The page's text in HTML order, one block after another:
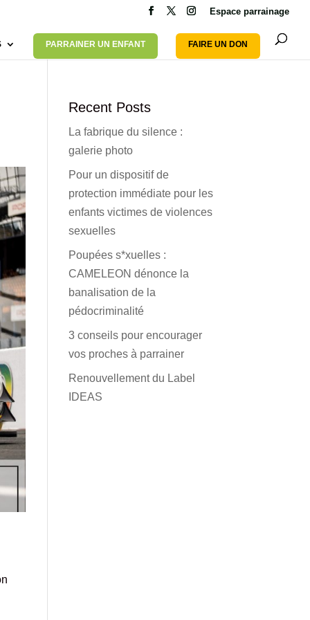
Espace parrainage
PARRAINER UN ENFANT FAIRE UN DON
Recent Posts
La fabrique du silence :
galerie photo
Pour un dispositif de
protection immédiate pour les
enfants victimes de violences
sexuelles
Poupées s*xuelles :
CAMELEON dénonce la
banalisation de la
pédocriminalité
3 conseils pour encourager
vos proches à parrainer
Renouvellement du Label
IDEAS